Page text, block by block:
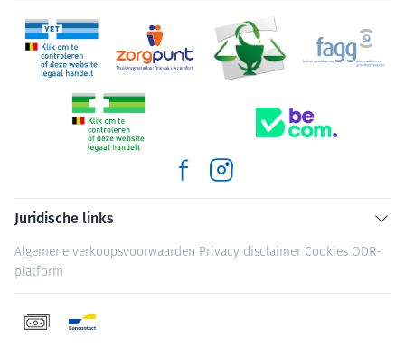
Juridische links
Algemene verkoopsvoorwaarden Privacy disclaimer Cookies ODR-
platform